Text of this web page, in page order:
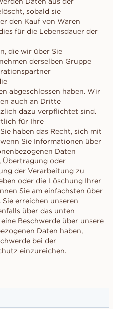
sobald sie
den Kauf von Waren
für die Lebensdauer der
die wir über Sie
derselben Gruppe
abgeschlossen haben. Wir
auch an Dritte
dazu verpflichtet sind.
für Ihre
haben das Recht, sich mit
Sie Informationen über
Daten
Übertragung oder
der Verarbeitung zu
oder die Löschung Ihrer
Sie am einfachsten über
erreichen unseren
über das unten
Beschwerde über unsere
Daten haben,
bei der
einzureichen.